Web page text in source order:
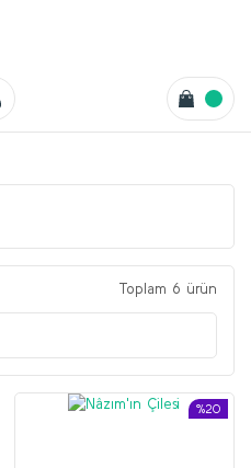
Toplam 6 ürün
%20